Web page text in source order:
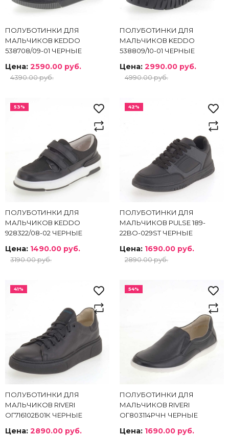
ПОЛУБОТИНКИ ДЛЯ
МАЛЬЧИКОВ KEDDO
538708/09-01 ЧЕРНЫЕ
Цена: 2590.00 руб.
4390.00 руб.
ПОЛУБОТИНКИ ДЛЯ
МАЛЬЧИКОВ KEDDO
538809/10-01 ЧЕРНЫЕ
Цена: 2990.00 руб.
4990.00 руб.
53%
ПОЛУБОТИНКИ ДЛЯ
МАЛЬЧИКОВ KEDDO
928322/08-02 ЧЕРНЫЕ
Цена: 1490.00 руб.
3190.00 руб.
42%
ПОЛУБОТИНКИ ДЛЯ
МАЛЬЧИКОВ PULSE 189-
22BO-029ST ЧЕРНЫЕ
Цена: 1690.00 руб.
2890.00 руб.
41%
ПОЛУБОТИНКИ ДЛЯ
МАЛЬЧИКОВ RIVERI
ОГ716102Б01К ЧЕРНЫЕ
Цена: 2890.00 руб.
54%
ПОЛУБОТИНКИ ДЛЯ
МАЛЬЧИКОВ RIVERI
ОГ803114РЧН ЧЕРНЫЕ
Цена: 1690.00 руб.